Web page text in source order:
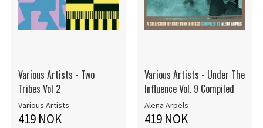
Various Artists - Two
Tribes Vol 2
Various Artists
419 NOK
Various Artists - Under The
Influence Vol. 9 Compiled
Alena Arpels
419 NOK